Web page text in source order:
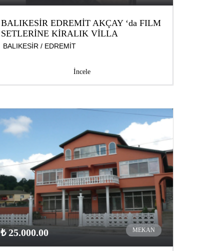
BALIKESİR EDREMİT AKÇAY ‘da FILM
SETLERİNE KİRALIK VİLLA
BALIKESİR / EDREMİT
İncele
₺ 25.000.00 MEKAN